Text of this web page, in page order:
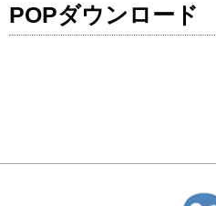
POPダウンロード